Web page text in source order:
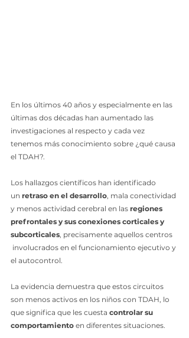
En los últimos 40 años y especialmente en las
últimas dos décadas han aumentado las
investigaciones al respecto y cada vez
tenemos más conocimiento sobre ¿qué causa
el TDAH?.
Los hallazgos científicos han identificado
un retraso en el desarrollo, mala conectividad
y menos actividad cerebral en las regiones
prefrontales y sus conexiones corticales y
subcorticales, precisamente aquellos centros
involucrados en el funcionamiento ejecutivo y
el autocontrol.
La evidencia demuestra que estos circuitos
son menos activos en los niños con TDAH, lo
que significa que les cuesta controlar su
comportamiento en diferentes situaciones.